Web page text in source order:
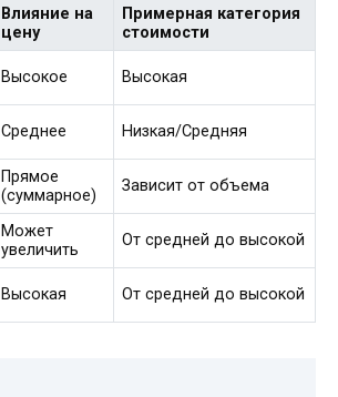
Влияние на
цену
Примерная категория
стоимости
Высокое Высокая
Среднее Низкая/Средняя
Прямое
(суммарное)
Зависит от объема
Может
увеличить
От средней до высокой
Высокая От средней до высокой